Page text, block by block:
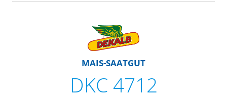
MAIS-SAATGUT
DKC 4712